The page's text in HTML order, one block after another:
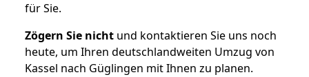
für Sie.
Zögern Sie nicht und kontaktieren Sie uns noch
heute, um Ihren deutschlandweiten Umzug von
Kassel nach Güglingen mit Ihnen zu planen.